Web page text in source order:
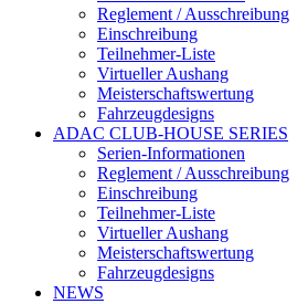
Reglement / Ausschreibung
Einschreibung
Teilnehmer-Liste
Virtueller Aushang
Meisterschaftswertung
Fahrzeugdesigns
ADAC CLUB-HOUSE SERIES
Serien-Informationen
Reglement / Ausschreibung
Einschreibung
Teilnehmer-Liste
Virtueller Aushang
Meisterschaftswertung
Fahrzeugdesigns
NEWS